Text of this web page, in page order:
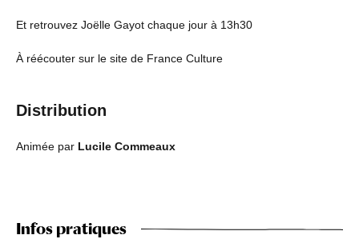
Et retrouvez Joëlle Gayot chaque jour à 13h30
À réécouter sur le site de France Culture
Distribution
Animée par Lucile Commeaux
Infos pratiques